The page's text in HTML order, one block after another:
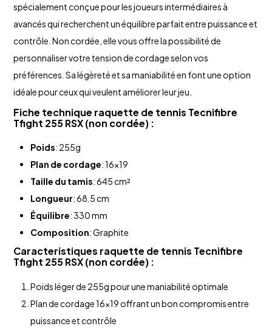
spécialement conçue pour les joueurs intermédiaires à
avancés qui recherchent un équilibre parfait entre puissance et
contrôle. Non cordée, elle vous offre la possibilité de
personnaliser votre tension de cordage selon vos
préférences. Sa légèreté et sa maniabilité en font une option
idéale pour ceux qui veulent améliorer leur jeu.
Fiche technique raquette de tennis Tecnifibre
Tfight 255 RSX(non cordée) :
Poids: 255g
Plan de cordage: 16x19
Taille du tamis: 645 cm²
Longueur: 68.5 cm
Équilibre: 330 mm
Composition: Graphite
Caracteristiques raquette de tennis Tecnifibre
Tfight 255 RSX(non cordée) :
Poids léger de 255g pour une maniabilité optimale
Plan de cordage 16x19 offrant un bon compromis entre
puissance et contrôle